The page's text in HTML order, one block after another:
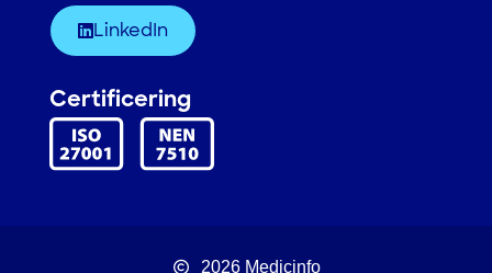
LinkedIn
Certificering
2026 Medicinfo